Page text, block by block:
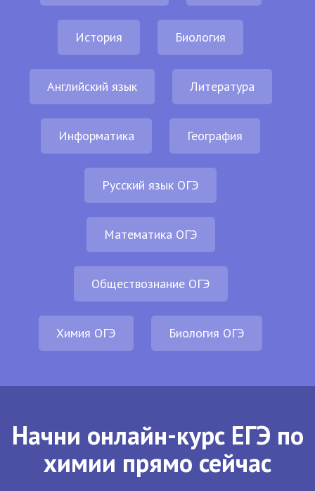
История Биология
Английский язык Литература
Информатика География
Русский язык ОГЭ
Математика ОГЭ
Обществознание ОГЭ
Химия ОГЭ Биология ОГЭ
Начни онлайн-курс ЕГЭ по
химии прямо сейчас